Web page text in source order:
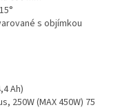
s objímkou
Ah)
250W (MAX 450W) 75